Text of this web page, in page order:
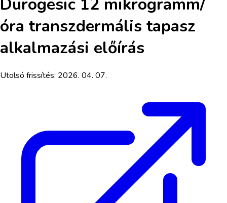
óra transzdermális tapasz
alkalmazási előírás
Utolsó frissítés: 2026. 04. 07.